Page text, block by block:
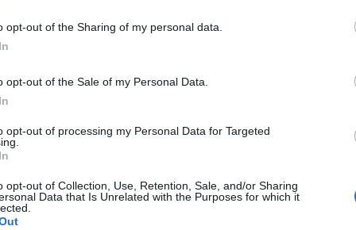
opt-out of the Sharing of my personal data.
opt-out of the Sale of my Personal Data.
opt-out of processing my Personal Data for Targeted
opt-out of Collection, Use, Retention, Sale, and/or Sharing
Data that Is Unrelated with the Purposes for which it
als digitaal
dit voor jou als jongere die geïnteresseerd is in